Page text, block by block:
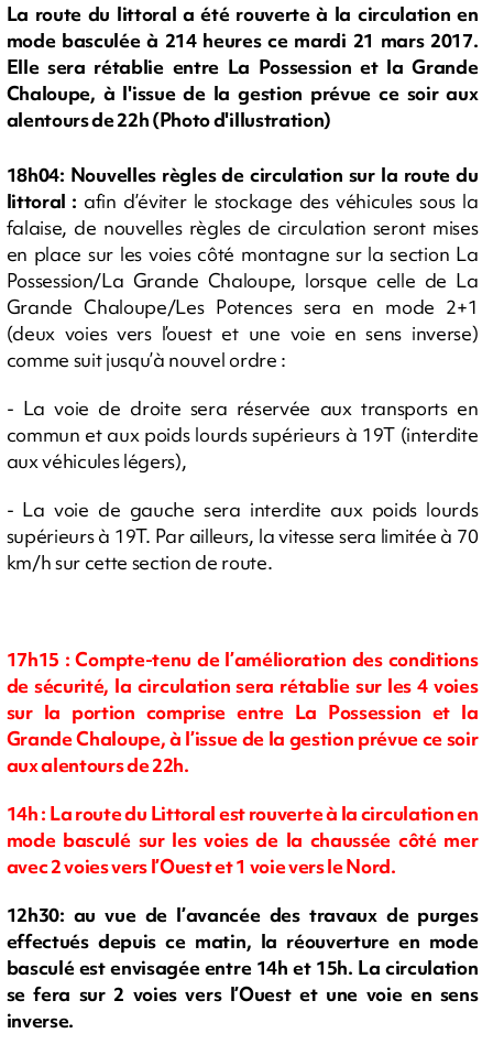
La route du littoral a été rouverte à la circulation en
mode basculée à 214 heures ce mardi 21 mars 2017.
Elle sera rétablie entre La Possession et la Grande
Chaloupe, à l'issue de la gestion prévue ce soir aux
alentours de 22h (Photo d'illustration)
18h04: Nouvelles règles de circulation sur la route du
littoral : afin d’éviter le stockage des véhicules sous la
falaise, de nouvelles règles de circulation seront mises
en place sur les voies côté montagne sur la section La
Possession/La Grande Chaloupe, lorsque celle de La
Grande Chaloupe/Les Potences sera en mode 2+1
(deux voies vers l’ouest et une voie en sens inverse)
comme suit jusqu’à nouvel ordre :
- La voie de droite sera réservée aux transports en
commun et aux poids lourds supérieurs à 19T (interdite
aux véhicules légers),
- La voie de gauche sera interdite aux poids lourds
supérieurs à 19T. Par ailleurs, la vitesse sera limitée à 70
km/h sur cette section de route.
17h15 : Compte-tenu de l’amélioration des conditions
de sécurité, la circulation sera rétablie sur les 4 voies
sur la portion comprise entre La Possession et la
Grande Chaloupe, à l’issue de la gestion prévue ce soir
aux alentours de 22h.
14h : La route du Littoral est rouverte à la circulation en
mode basculé sur les voies de la chaussée côté mer
avec 2 voies vers l’Ouest et 1 voie vers le Nord.
12h30: au vue de l’avancée des travaux de purges
effectués depuis ce matin, la réouverture en mode
basculé est envisagée entre 14h et 15h. La circulation
se fera sur 2 voies vers l’Ouest et une voie en sens
inverse.